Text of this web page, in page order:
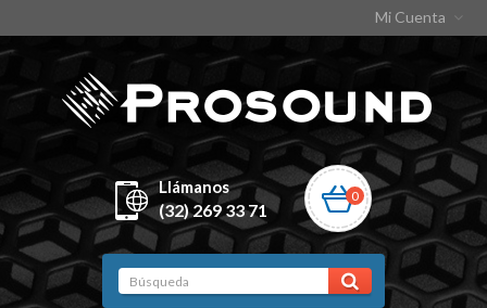
Mi Cuenta
Llámanos
(32) 269 33 71
0